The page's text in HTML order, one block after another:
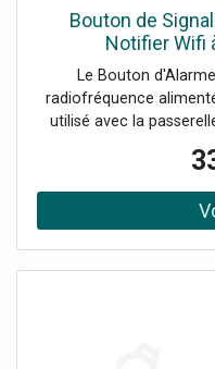
Bouton de
Notifier Wifi
Le Bouton
radiofréquence
utilisé avec la
intègre un
communication fiable
incendie adressable,
d'alarme est
caractéristiques